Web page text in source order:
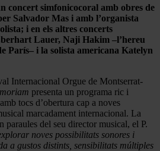
concert simfonicocoral amb obres de
Salvador Mas i amb l’organista
i en els altres concerts
Lauer, Naji Hakim –l’hereu
París– i la solista americana Katelyn
Internacional Orgue de Montserrat-
presenta un programa ric i
tocs d’obertura cap a noves
marcadament internacional. La
del seu director musical, el P.
noves possibilitats sonores i
a gustos distints, sensibilitats múltiples